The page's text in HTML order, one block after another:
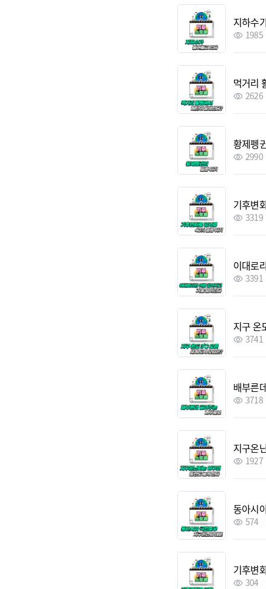
지하수
1985
먹거리
2626
황제펭
2990
기후변
3319
이대로
3391
지구 온
3741
배부른
3718
지구온
1927
동아시
574
기후변
304